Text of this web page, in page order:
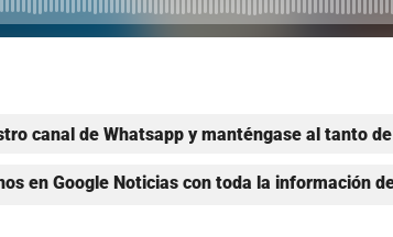
canal de Whatsapp y manténgase al tanto
en Google Noticias con toda la información